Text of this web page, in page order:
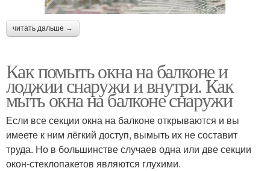
читать дальше →
Как помыть окна на балконе и
лоджии снаружи и внутри. Как
мыть окна на балконе снаружи
Если все секции окна на балконе открываются и вы
имеете к ним лёгкий доступ, вымыть их не составит
труда. Но в большинстве случаев одна или две секции
окон-стеклопакетов являются глухими.